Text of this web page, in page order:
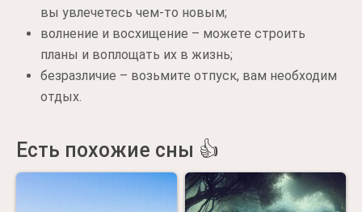
вы увлечетесь чем-то новым;
волнение и восхищение – можете строить
планы и воплощать их в жизнь;
безразличие – возьмите отпуск, вам необходим
отдых.
Есть похожие сны 👍